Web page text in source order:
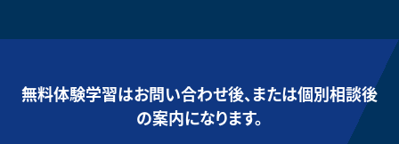
無料体験学習はお問い合わせ後、または個別相談後
の案内になります。